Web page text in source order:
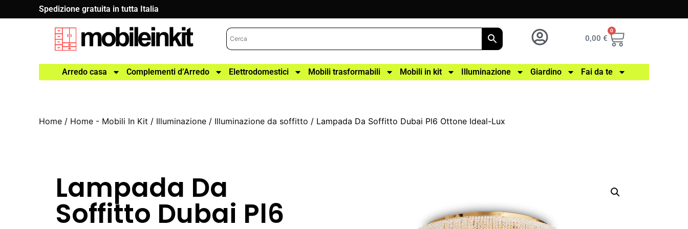
Spedizione gratuita in tutta Italia
0,00 €
0
Arredo casa Complementi d’Arredo Elettrodomestici Mobili trasformabili Mobili in kit Illuminazione Giardino Fai da te
Home / Home - Mobili In Kit / Illuminazione / Illuminazione da soffitto / Lampada Da Soffitto Dubai Pl6 Ottone Ideal-Lux
Lampada Da
Soffitto Dubai Pl6